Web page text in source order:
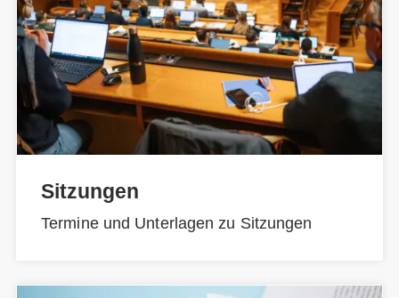
Sitzungen
Termine und Unterlagen zu Sitzungen